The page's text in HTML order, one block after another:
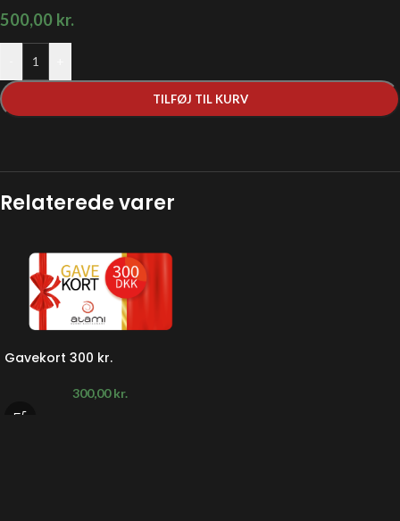
500,00 kr.
TILFØJ TIL KURV
Relaterede varer
Gavekort 300 kr.
300,00kr.